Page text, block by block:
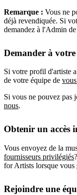
Remarque : Vous ne
déjà revendiquée. Si
demandez à l'Admin
Demander à
Si votre profil d'artiste
de votre équipe de
Si vous ne pouvez pas
nous.
Obtenir un accès
Vous envoyez de la
fournisseurs privilégiés
for Artists lorsque vous
Rejoindre une